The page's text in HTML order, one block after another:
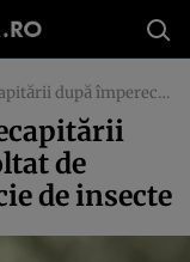
de masculii din această specie de insecte
de
de insecte